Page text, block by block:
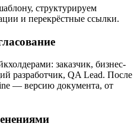
структурируем
и перекрёстные ссылки.
заказчик, бизнес-
разработчик, QA Lead. После
— версию документа, от